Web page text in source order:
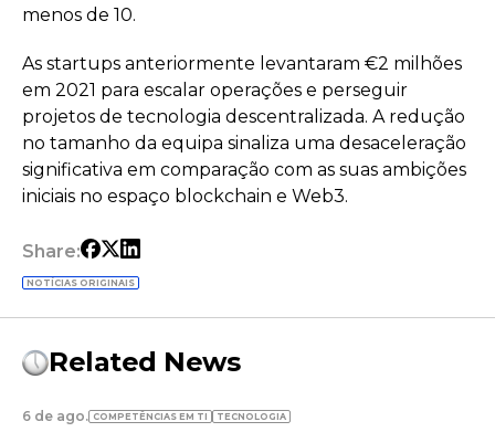
menos de 10.
As startups anteriormente levantaram €2 milhões
em 2021 para escalar operações e perseguir
projetos de tecnologia descentralizada. A redução
no tamanho da equipa sinaliza uma desaceleração
significativa em comparação com as suas ambições
iniciais no espaço blockchain e Web3.
Share:
NOTÍCIAS ORIGINAIS
Related News
6 de ago. COMPETÊNCIAS EM TI TECNOLOGIA